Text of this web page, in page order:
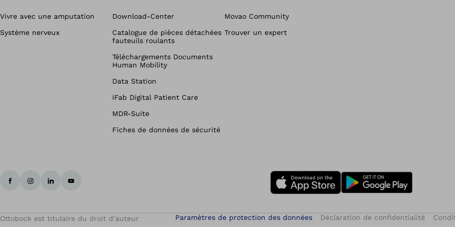
Vivre avec une amputation
Système nerveux
Download-Center
Catalogue de pièces détachées
fauteuils roulants
Téléchargements Documents
Human Mobility
Data Station
iFab Digital Patient Care
MDR-Suite
Fiches de données de sécurité
Movao Community
Trouver un expert
Ottobock est titulaire du droit d’auteur Paramètres de protection des données Déclaration de confidentialité